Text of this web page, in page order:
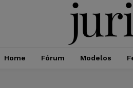
Home Fórum Modelos